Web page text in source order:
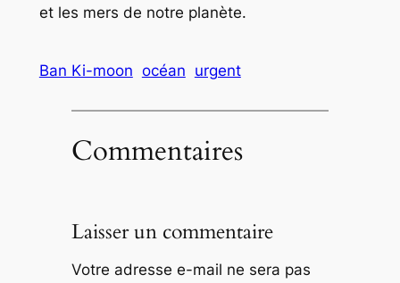
et les mers de notre planète.
Ban Ki-moon océan urgent
Commentaires
Laisser un commentaire
Votre adresse e-mail ne sera pas